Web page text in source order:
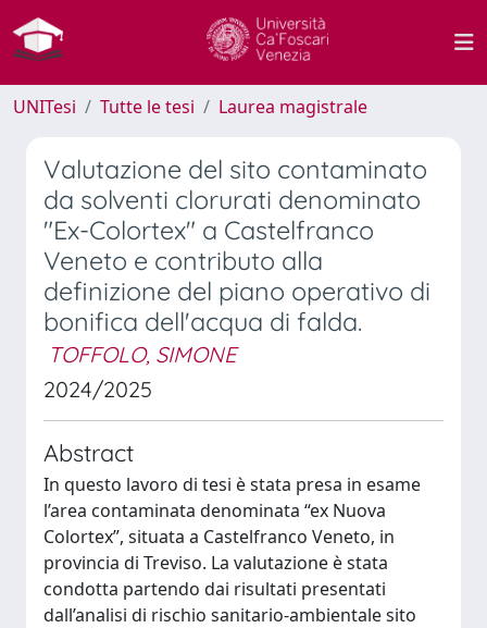
UNITesi Tutte le tesi Laurea magistrale
Valutazione del sito contaminato
da solventi clorurati denominato
"Ex-Colortex" a Castelfranco
Veneto e contributo alla
definizione del piano operativo di
bonifica dell'acqua di falda.
TOFFOLO, SIMONE
2024/2025
Abstract
In questo lavoro di tesi è stata presa in esame
l’area contaminata denominata “ex Nuova
Colortex”, situata a Castelfranco Veneto, in
provincia di Treviso. La valutazione è stata
condotta partendo dai risultati presentati
dall’analisi di rischio sanitario-ambientale sito